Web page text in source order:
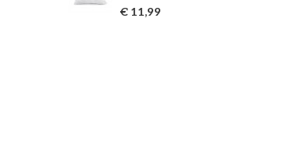
€ 11,99